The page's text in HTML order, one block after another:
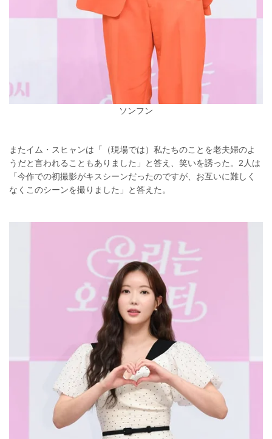
ソンフン
またイム・スヒャンは「（現場では）私たちのことを老夫婦のよ
うだと言われることもありました」と答え、笑いを誘った。2人は
「今作での初撮影がキスシーンだったのですが、お互いに難しく
なくこのシーンを撮りました」と答えた。